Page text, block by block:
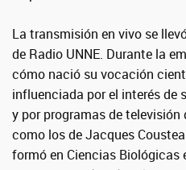
La transmisión en vivo se
de Radio UNNE. Durante la
cómo nació su vocación
influenciada por el interés de
y por programas de
como los de Jacques
formó en Ciencias Biológicas